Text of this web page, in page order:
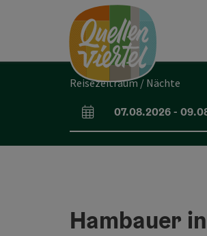
Zum InhaltAccesskey
[0]
Zur NavigationAccesskey
Zum Seitenanfang Accesskey
Reisezeitraum / Nächte
An- und Abreisefelder
07.08.2026-
Hambauer